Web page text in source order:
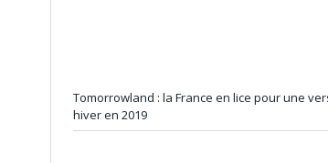
Tomorrowland : la France en lice pour une
hiver en 2019